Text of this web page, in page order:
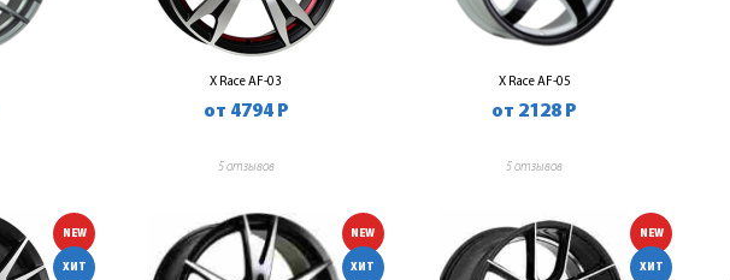
X Race AF-03
от 4794 Р
5 отзывов
X Race AF-05
от 2128 Р
5 отзывов
NEW
ХИТ
NEW
ХИТ
NEW
ХИТ